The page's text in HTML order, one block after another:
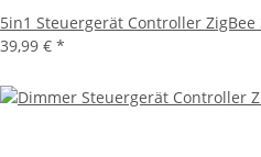
5in1 Steuergerät Controller ZigBee
39,99 € *